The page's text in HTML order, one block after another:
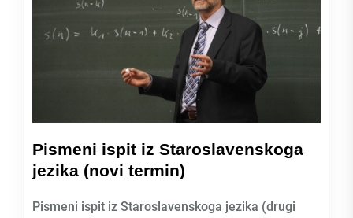
Pismeni ispit iz Staroslavenskoga
jezika (novi termin)
Pismeni ispit iz Staroslavenskoga jezika (drugi